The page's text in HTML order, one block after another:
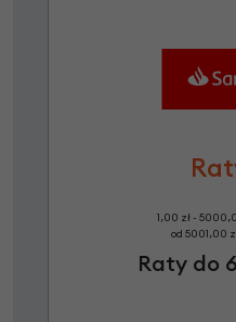
1,00 zł -
od 5001,00
Raty do